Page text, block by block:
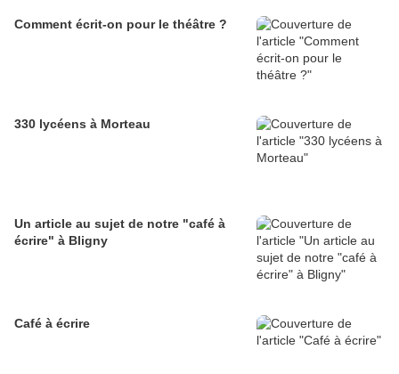
Comment écrit-on pour le théâtre ?
330 lycéens à Morteau
Un article au sujet de notre "café à
écrire" à Bligny
Café à écrire